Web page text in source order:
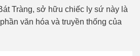
Tràng, sở hữu chiếc ly sứ này là
văn hóa và truyền thống của